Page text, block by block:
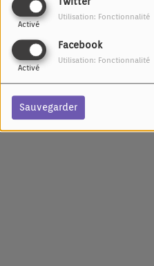
Activé
Utilisation: Fonctionnalité
Facebook
Activé
Utilisation: Fonctionnalité
Sauvegarder